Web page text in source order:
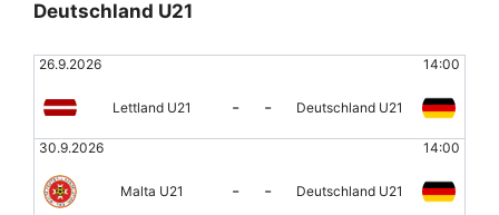
Deutschland U21
26.9.2026 14:00
Lettland U21 - - Deutschland U21
30.9.2026 14:00
Malta U21 - - Deutschland U21